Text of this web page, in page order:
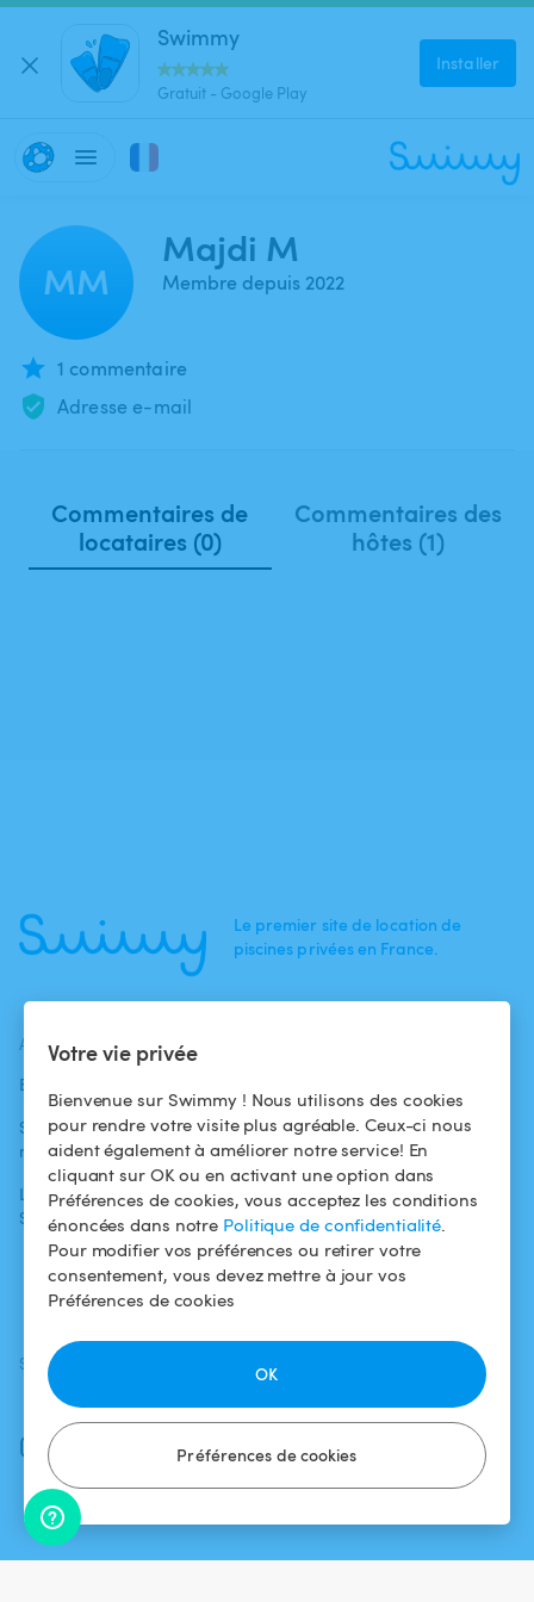
Votre vie privée
Bienvenue sur Swimmy ! Nous utilisons des cookies
pour rendre votre visite plus agréable. Ceux-ci nous
aident également à améliorer notre service! En
cliquant sur OK ou en activant une option dans
Préférences de cookies, vous acceptez les conditions
énoncées dans notre Politique de confidentialité.
Pour modifier vos préférences ou retirer votre
consentement, vous devez mettre à jour vos
Préférences de cookies
Préférences de cookies
OK
Swimmy
Gratuit - Google Play
Installer
MM
Majdi M
Membre depuis 2022
1 commentaire
Adresse e-mail
Commentaires de
locataires (0)
Commentaires des
hôtes (1)
Le premier site de location de
piscines privées en France.
ACTUALITÉS
Blog
Swimmy dans les
médias
L'aventure
Swimmy
baigneurs
Pour les
propriétaires
Louer ma piscine
Comment ça
marche ?
Conditions
d'utilisation
Politique de
confidentialité
Mentions légales
SUIVEZ-NOUS
Facebook
Instagram